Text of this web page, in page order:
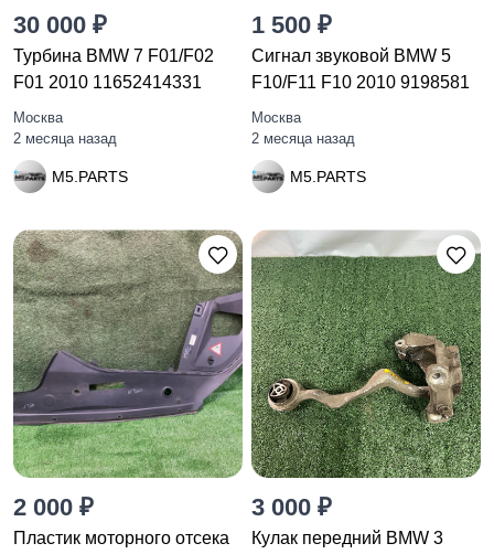
30 000 ₽
Турбина BMW 7 F01/F02
F01 2010 11652414331
Москва
2 месяца назад
M5.PARTS
1 500 ₽
Сигнал звуковой BMW 5
F10/F11 F10 2010 9198581
Москва
2 месяца назад
M5.PARTS
2 000 ₽
Пластик моторного отсека
3 000 ₽
Кулак передний BMW 3